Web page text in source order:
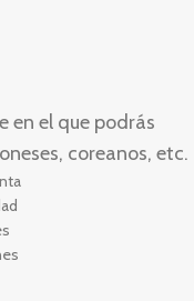
en el que podrás
coreanos, etc.